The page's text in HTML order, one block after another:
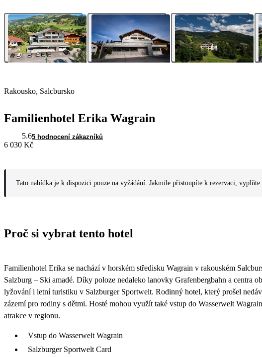
Rakousko, Salcbursko
Familienhotel Erika Wagrain
5.65 hodnocení zákazníků
6 030 Kč
Tato nabídka je k dispozici pouze na vyžádání. Jakmile přistoupíte k rezervaci,
Proč si vybrat tento hotel
Familienhotel Erika se nachází v horském středisku Wagrain v rakouském
Salzburg – Ski amadé. Díky poloze nedaleko lanovky Grafenbergbahn a centra
lyžování i letní turistiku v Salzburger Sportwelt. Rodinný hotel, který prošel
zázemí pro rodiny s dětmi. Hosté mohou využít také vstup do Wasserwelt
atrakce v regionu.
Vstup do Wasserwelt Wagrain
Salzburger Sportwelt Card